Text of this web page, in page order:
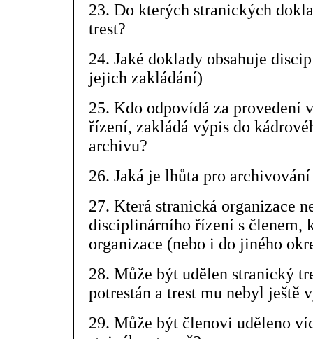
23. Do kterých stranických
trest?
24. Jaké doklady obsahuje
jejich zakládání)
25. Kdo odpovídá za provedení
řízení, zakládá výpis do
archivu?
26. Jaká je lhůta pro
27. Která stranická organizace
disciplinárního řízení s členem,
organizace (nebo i do jiného
28. Může být udělen stranický
potrestán a trest mu nebyl ještě
29. Může být členovi uděleno